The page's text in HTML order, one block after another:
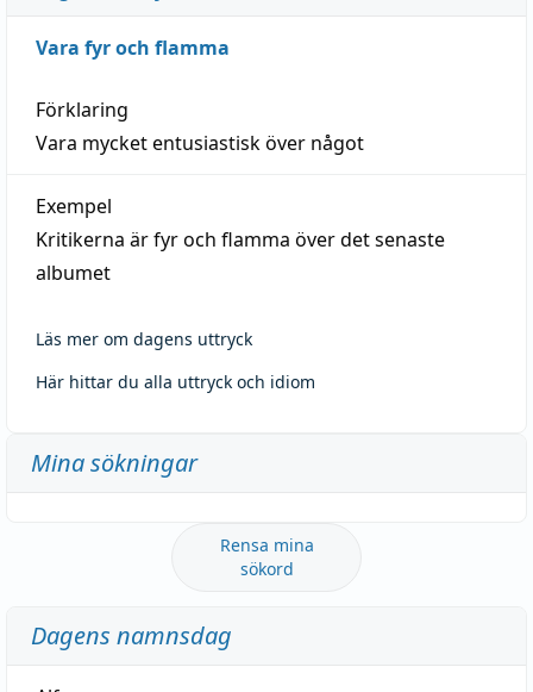
Vara fyr och flamma
Förklaring
Vara mycket entusiastisk över något
Exempel
Kritikerna är fyr och flamma över det senaste
albumet
Läs mer om dagens uttryck
Här hittar du alla uttryck och idiom
Mina sökningar
Rensa mina
sökord
Dagens namnsdag